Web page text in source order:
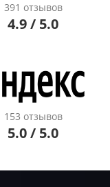
391 отзывов
4.9 / 5.0
153 отзывов
5.0 / 5.0